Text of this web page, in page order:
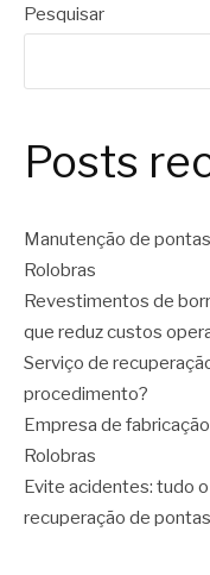
Pesquisar
Posts
Manutenção de
Rolobras
Revestimentos de
que reduz custos
Serviço de
procedimento?
Empresa de
Rolobras
Evite acidentes: tudo
recuperação de